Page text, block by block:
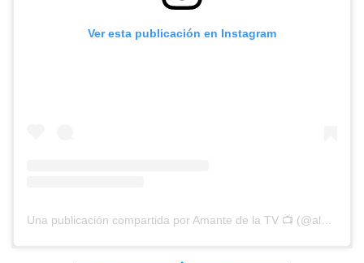
Ver esta publicación en Instagram
Una publicación compartida por Amante de la TV 📺 (@alguien_te_observa)